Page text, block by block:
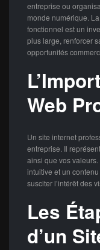
entreprise ou
monde numérique.
fonctionnel est un
plus large, renforcer
opportunités
Web
Un site internet
entreprise. Il
ainsi que vos
intuitive et un
susciter l’intérêt des
Les
d’un